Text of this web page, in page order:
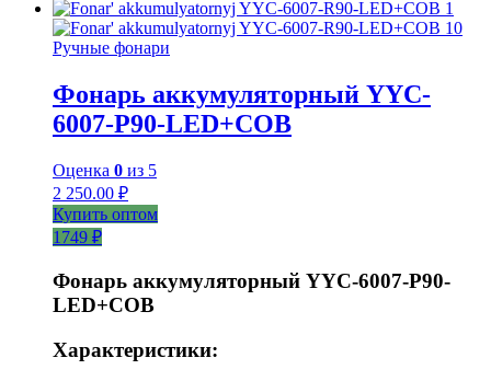
Ручные фонари
Фонарь аккумуляторный YYC-
6007-Р90-LED+COB
Оценка 0 из 5
2 250.00 ₽
Купить оптом
1749 ₽
Фонарь аккумуляторный YYC-6007-P90-
LED+COB
Характеристики: